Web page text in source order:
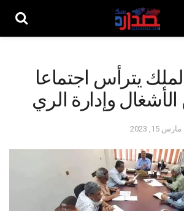
يترأس اجتماعا
وإدارة الري
مارس 15, 2023